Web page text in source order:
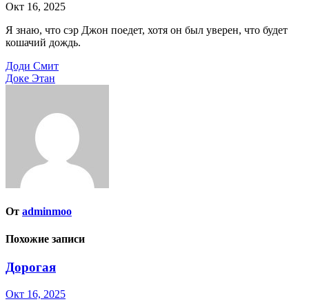
Окт 16, 2025
Я знаю, что сэр Джон поедет, хотя он был уверен, что будет
кошачий дождь.
Навигация
по
Доди Смит
Доке Этан
От adminmoo
Похожие записи
Дорогая
Окт 16, 2025